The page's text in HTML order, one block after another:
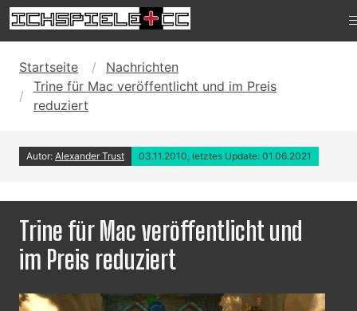
Startseite
Nachrichten
Trine für Mac veröffentlicht und im Preis
reduziert
Autor: Alexander Trust 03.11.2010, letztes Update: 01.06.2021
Trine für Mac veröffentlicht und
im Preis reduziert